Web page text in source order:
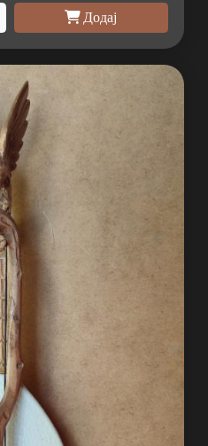
Додај